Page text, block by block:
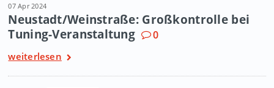
07 Apr 2024
Neustadt/Weinstraße: Großkontrolle bei
Tuning-Veranstaltung
0
weiterlesen